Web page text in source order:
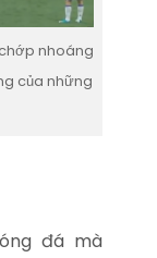
nhoáng
của những
đá mà